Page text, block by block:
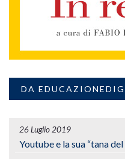
DA
26 Luglio 2019
Youtube e la sua “tana